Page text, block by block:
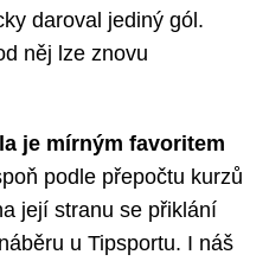
daroval jediný gól.
něj lze znovu
je mírným favoritem
podle přepočtu kurzů
její stranu se přiklání
u Tipsportu. I náš